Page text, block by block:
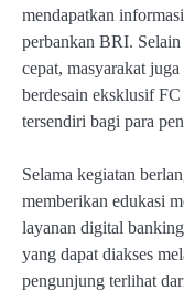
mendapatkan
perbankan BRI. Selain
cepat, masyarakat
berdesain eksklusif
tersendiri bagi para
Selama kegiatan
memberikan edukasi
layanan digital
yang dapat diakses
pengunjung terlihat